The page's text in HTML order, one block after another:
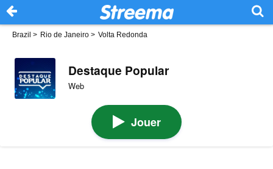
Brazil > Rio de Janeiro > Volta Redonda
Destaque Popular
Web
Jouer